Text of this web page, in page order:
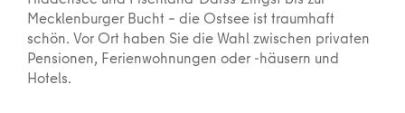
Mecklenburger Bucht – die Ostsee ist traumhaft
schön. Vor Ort haben Sie die Wahl zwischen privaten
Pensionen, Ferienwohnungen oder -häusern und
Hotels.